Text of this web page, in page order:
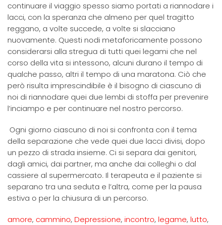
continuare il viaggio spesso siamo portati a riannodare i
lacci, con la speranza che almeno per quel tragitto
reggano, a volte succede, a volte si slacciano
nuovamente. Questi nodi metaforicamente possono
considerarsi alla stregua di tutti quei legami che nel
corso della vita si intessono, alcuni durano il tempo di
qualche passo, altri il tempo di una maratona. Ciò che
però risulta imprescindibile è il bisogno di ciascuno di
noi di riannodare quei due lembi di stoffa per prevenire
l’inciampo e per continuare nel nostro percorso.
Ogni giorno ciascuno di noi si confronta con il tema
della separazione che vede quei due lacci divisi, dopo
un pezzo di strada insieme. Ci si separa dai genitori,
dagli amici, dai partner, ma anche dai colleghi o dal
cassiere al supermercato. Il terapeuta e il paziente si
separano tra una seduta e l’altra, come per la pausa
estiva o per la chiusura di un percorso.
amore, cammino, Depressione, incontro, legame, lutto,